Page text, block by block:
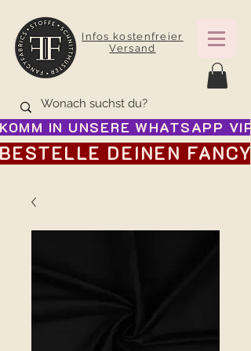
Infos kostenfreier
Versand
KOMM IN UNSERE WHATSAPP
BESTELLE DEINEN